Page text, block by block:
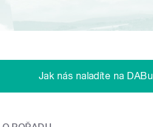
Jak nás naladíte na DABu